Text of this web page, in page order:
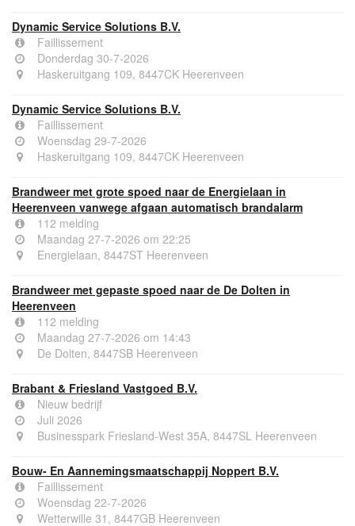
Dynamic Service Solutions B.V.
Faillissement
Donderdag 30-7-2026
Haskeruitgang 109, 8447CK Heerenveen
Dynamic Service Solutions B.V.
Faillissement
Woensdag 29-7-2026
Haskeruitgang 109, 8447CK Heerenveen
Brandweer met grote spoed naar de Energielaan in
Heerenveen vanwege afgaan automatisch brandalarm
112 melding
Maandag 27-7-2026 om 22:25
Energielaan, 8447ST Heerenveen
Brandweer met gepaste spoed naar de De Dolten in
Heerenveen
112 melding
Maandag 27-7-2026 om 14:43
De Dolten, 8447SB Heerenveen
Brabant & Friesland Vastgoed B.V.
Nieuw bedrijf
Juli 2026
Businesspark Friesland-West 35A, 8447SL Heerenveen
Bouw- En Aannemingsmaatschappij Noppert B.V.
Faillissement
Woensdag 22-7-2026
Wetterwille 31, 8447GB Heerenveen